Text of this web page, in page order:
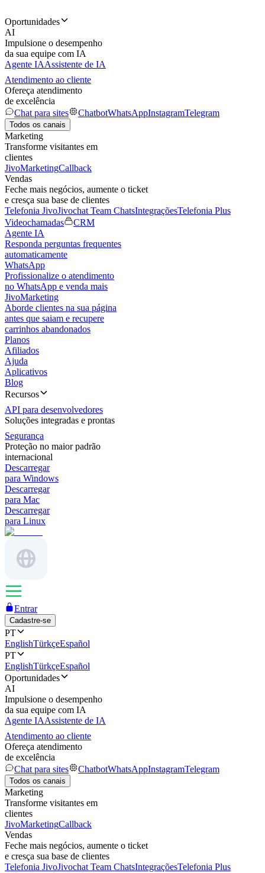
Oportunidades
AI
Impulsione o desempenho
da sua equipe com IA
Agente IAAssistente de IA
Atendimento ao cliente
Ofereça atendimento
de excelência
Chat para sites
ChatbotWhatsAppInstagramTelegram
Todos os canais
Marketing
Transforme visitantes em
clientes
JivoMarketingCallback
Vendas
Feche mais negócios, aumente o ticket
e cresça sua base de clientes
Telefonia JivoJivochat Team ChatsIntegraçõesTelefonia Plus
Videochamadas
CRM
Agente IA
Responda perguntas frequentes
automaticamente
WhatsApp
Profissionalize o atendimento
no WhatsApp e venda mais
JivoMarketing
Aborde clientes na sua página
antes que saiam e recupere
carrinhos abandonados
Planos
Afiliados
Ajuda
Aplicativos
Blog
Recursos
API para desenvolvedores
Soluções integradas e prontas
Segurança
Proteção no maior padrão
internacional
Descarregar
para Windows
Descarregar
para Mac
Descarregar
para Linux
Entrar
Cadastre-se
PT
EnglishTürkçeEspañol
PT
EnglishTürkçeEspañol
Oportunidades
AI
Impulsione o desempenho
da sua equipe com IA
Agente IAAssistente de IA
Atendimento ao cliente
Ofereça atendimento
de excelência
Chat para sites
ChatbotWhatsAppInstagramTelegram
Todos os canais
Marketing
Transforme visitantes em
clientes
JivoMarketingCallback
Vendas
Feche mais negócios, aumente o ticket
e cresça sua base de clientes
Telefonia JivoJivochat Team ChatsIntegraçõesTelefonia Plus